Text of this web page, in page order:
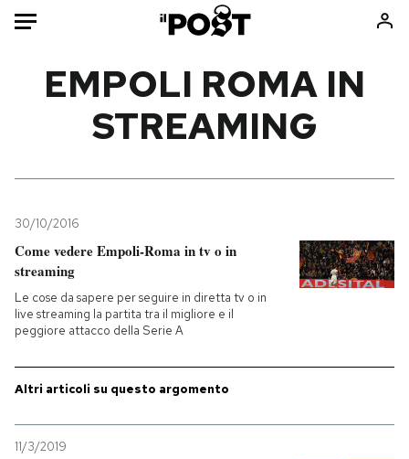
Mondo
Tecnologia
Internet
Cultura
Economia
Sport
Libri
Ok Boomer!
Europa
Mondiali calcio 2026
PODCAST
EMPOLI ROMA IN
STREAMING
30/10/2016
Come vedere Empoli-Roma in tv o in
streaming
Le cose da sapere per seguire in diretta tv o in
live streaming la partita tra il migliore e il
peggiore attacco della Serie A
Altri articoli su questo argomento
11/3/2019